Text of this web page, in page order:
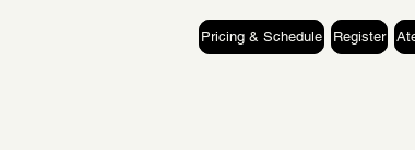
Pricing & Schedule Register